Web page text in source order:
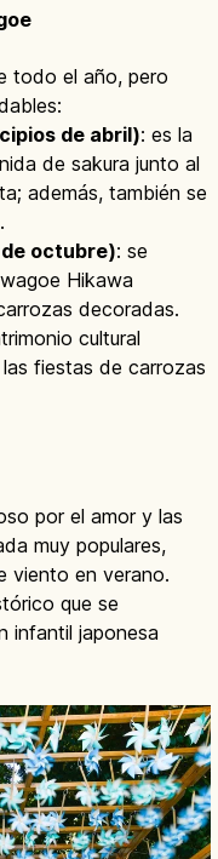
todo el año, pero
de abril): es la
de sakura junto al
además, también se
octubre): se
Hikawa
decoradas.
cultural
fiestas de carrozas
por el amor y las
muy populares,
viento en verano.
que se
infantil japonesa